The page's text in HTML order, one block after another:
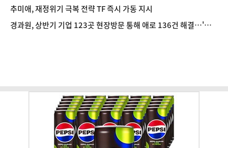
강화
추미애, 재정위기 극복 전략 TF 즉시 가동 지시
경과원, 상반기 기업 123곳 현장방문 통해 애로 136건 해결…'기